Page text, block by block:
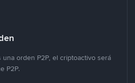
orden P2P, el criptoactivo será
P2P.